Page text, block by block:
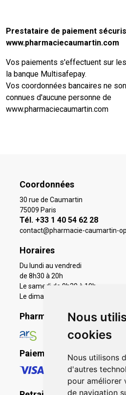
Nous
cookies
Nous utilisons
d'autres
pour améliorer
de navigation
Prestataire de paiement
www.pharmaciecaumartin.com
Vos paiements s'effectuent sur
la banque Multisafepay.
Vos coordonnées bancaires ne
connues d'aucune personne de
www.pharmaciecaumartin.com
Coordonnées
30 rue de Caumartin
75009 Paris
Tél. +33 1 40 54 62 28
contact@pharmacie-caumartin-
Horaires
Du lundi au vendredi
de 8h30 à 20h
Le samedi de 9h30 à 19h
Le dimanche 11h à 19h
Pharmacie en ligne agréée
Paiement sécurisé